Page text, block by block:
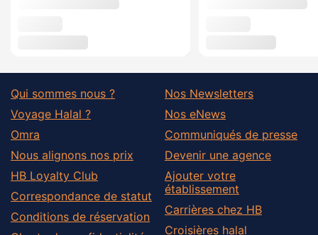
Qui sommes nous ?
Voyage Halal ?
Omra
Nous alignons nos prix
HB Loyalty Club
Correspondance de statut
Conditions de réservation
Nos Newsletters
Nos eNews
Communiqués de presse
Devenir une agence
Ajouter votre
établissement
Carrières chez HB
Croisières halal